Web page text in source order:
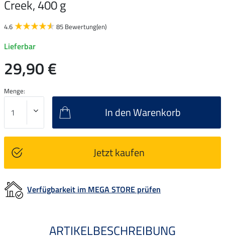
Creek, 400 g
4.6 85 Bewertung(en)
Lieferbar
29,90 €
Menge:
In den Warenkorb
Jetzt kaufen
Verfügbarkeit im MEGA STORE prüfen
ARTIKELBESCHREIBUNG